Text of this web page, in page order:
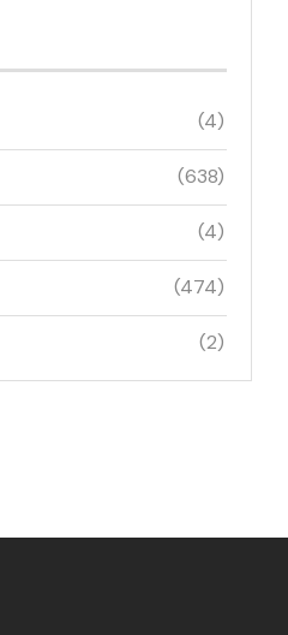
(4)
(638)
(4)
(474)
(2)